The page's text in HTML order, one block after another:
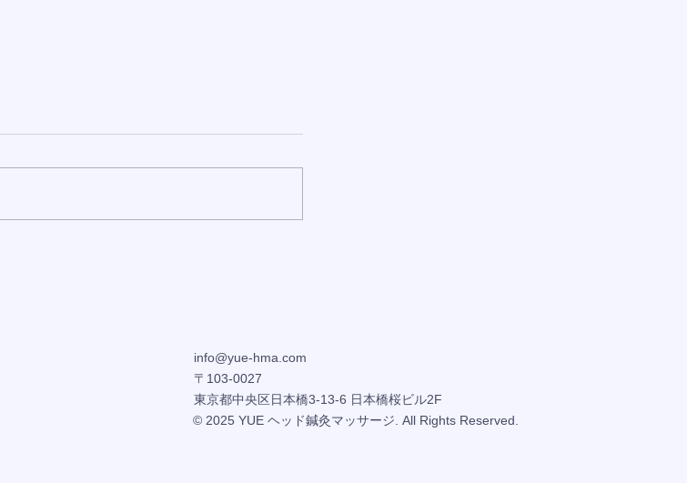
info@yue-hma.com
〒103-0027
東京都中央区日本橋3-13-6 日本橋桜ビル2F
© 2025 YUE ヘッド鍼灸マッサージ. All Rights Reserved.